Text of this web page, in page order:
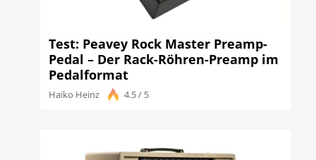
Test: Peavey Rock Master Preamp-
Pedal – Der Rack-Röhren-Preamp im
Pedalformat
Haiko Heinz 4.5 / 5